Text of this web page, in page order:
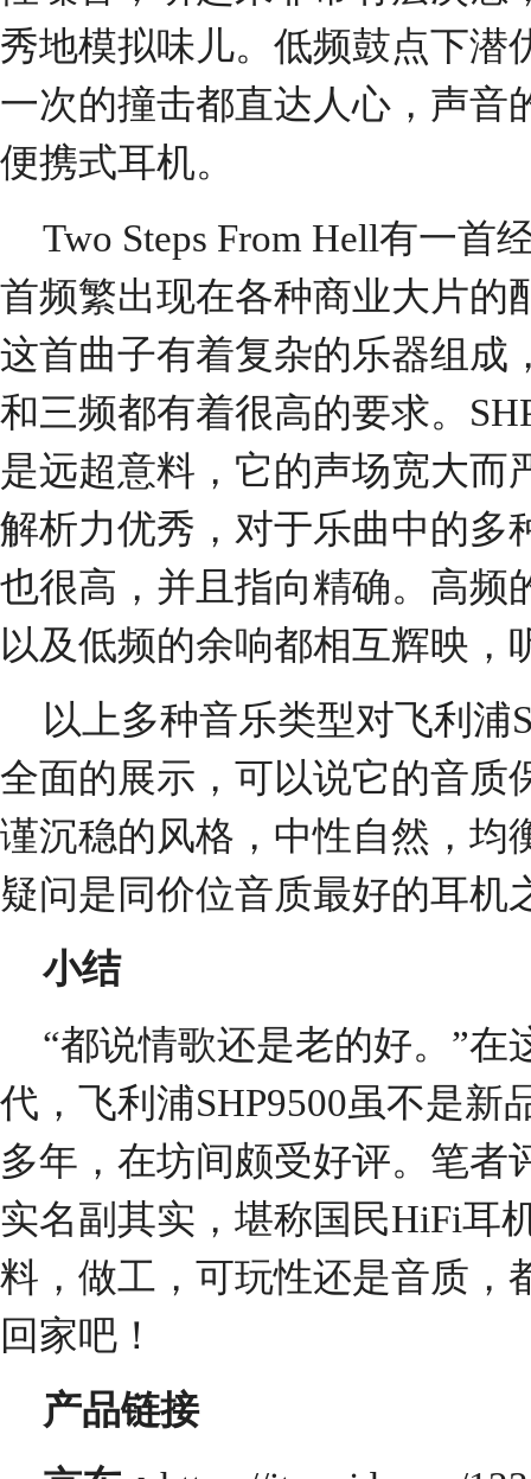
秀地模拟味儿。低频鼓点下潜
一次的撞击都直达人心，声音
便携式耳机。
Two Steps From Hell有一首
首频繁出现在各种商业大片的
这首曲子有着复杂的乐器组成
和三频都有着很高的要求。
是远超意料，它的声场宽大而
解析力优秀，对于乐曲中的多
也很高，并且指向精确。高频
以及低频的余响都相互辉映，
以上多种音乐类型对飞利浦
全面的展示，可以说它的音质
谨沉稳的风格，中性自然，均
疑问是同价位音质最好的耳机
小结
“都说情歌还是老的好。”在
代，飞利浦SHP9500虽不是新
多年，在坊间颇受好评。笔者
实名副其实，堪称国民HiFi耳
料，做工，可玩性还是音质，
回家吧！
产品链接